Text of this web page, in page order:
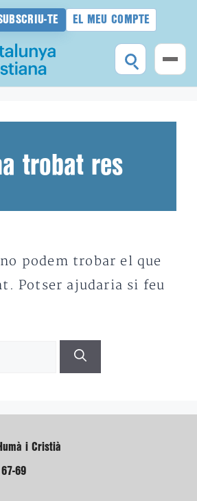
TE EL MEU COMPTE
trobat res
podem trobar el que
Potser ajudaria si feu
i Cristià
69